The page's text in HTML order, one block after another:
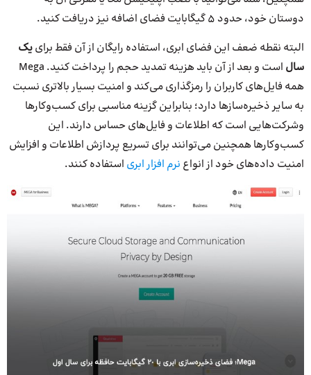
دوستان خود، حدود 5 گیگابایت فضای اضافه نیز دریافت کنید.
البته نقطه ضعف این فضای ابری، استفاده رایگان از آن فقط براییک
سال
است و بعد از آن باید هزینه تمدید حجم را پرداخت کنید. Mega
همه فایل‌های کاربران را رمزگذاری می‌کند و امنیت بسیار بالاتری نسبت
به سایر ذخیره‌سازها دارد؛ بنابراین گزینه مناسبی برای کسب‌و‌کارها
وشرکت‌هایی است که اطلاعات و فایل‌های حساس دارند. این
کسب‌و‌کارها همچنین می‌توانند برای تسریع پردازش اطلاعات و افزایش
امنیت داده‌های خود از انواع نرم افزار ابری استفاده کنند.